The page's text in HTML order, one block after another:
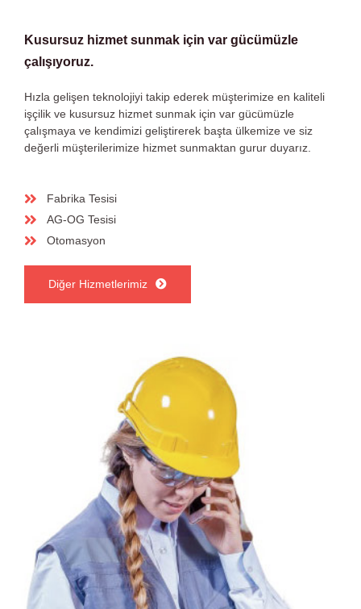
Kusursuz hizmet sunmak için var gücümüzle
çalışıyoruz.
Hızla gelişen teknolojiyi takip ederek müşterimize en kaliteli
işçilik ve kusursuz hizmet sunmak için var gücümüzle
çalışmaya ve kendimizi geliştirerek başta ülkemize ve siz
değerli müşterilerimize hizmet sunmaktan gurur duyarız.
Fabrika Tesisi
AG-OG Tesisi
Otomasyon
Diğer Hizmetlerimiz